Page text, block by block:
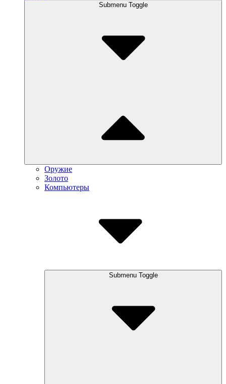
Submenu Toggle
Оружие
Золото
Компьютеры
Submenu Toggle